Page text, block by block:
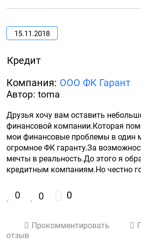
15.11.2018
Кредит
Компания: ООО ФК Гарант
Автор: toma
Друзья хочу вам оставить
финансовой компании.Которая
мои финансовые проблемы в один
огромное ФК гаранту.За
мечты в реальность.До этого я
кредитным компаниям.Но честно
0 0 0
Прокомментировать
отзыв